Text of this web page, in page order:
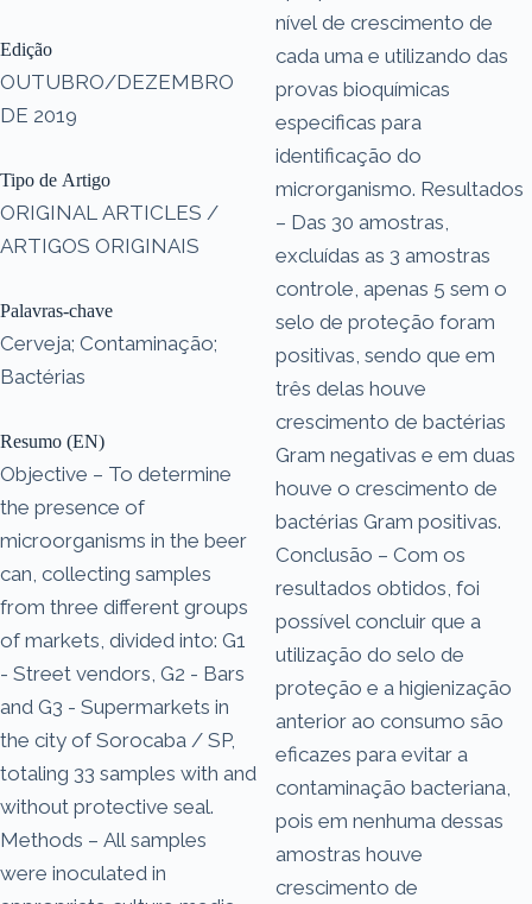
Edição
OUTUBRO/DEZEMBRO
DE 2019
Tipo de Artigo
ORIGINAL ARTICLES /
ARTIGOS ORIGINAIS
Palavras-chave
Cerveja; Contaminação;
Bactérias
Resumo (EN)
Objective – To determine
the presence of
microorganisms in the beer
can, collecting samples
from three different groups
of markets, divided into: G1
- Street vendors, G2 - Bars
and G3 - Supermarkets in
the city of Sorocaba / SP,
totaling 33 samples with and
without protective seal.
Methods – All samples
were inoculated in
nível de crescimento de
cada uma e utilizando das
provas bioquímicas
especificas para
identificação do
microrganismo. Resultados
– Das 30 amostras,
excluídas as 3 amostras
controle, apenas 5 sem o
selo de proteção foram
positivas, sendo que em
três delas houve
crescimento de bactérias
Gram negativas e em duas
houve o crescimento de
bactérias Gram positivas.
Conclusão – Com os
resultados obtidos, foi
possível concluir que a
utilização do selo de
proteção e a higienização
anterior ao consumo são
eficazes para evitar a
contaminação bacteriana,
pois em nenhuma dessas
amostras houve
crescimento de